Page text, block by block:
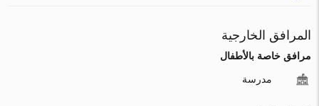
المرافق الخارجية
مرافق خاصة بالأطفال
مدرسة